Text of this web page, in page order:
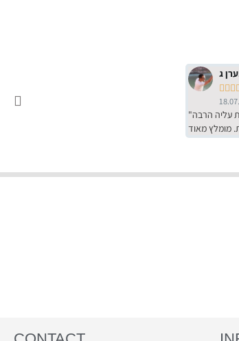
  
"שירות מדהים של ירמי עם הרבה סבלנות, מחירים הכי טובים שיש מהסקר שערכנו. רכשתי שם טבעת שהיא מקבלת עליה הרבה